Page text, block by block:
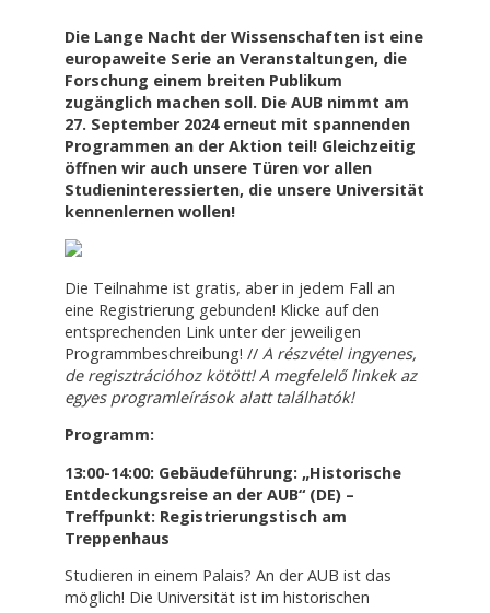
Die Lange Nacht der Wissenschaften ist eine
europaweite Serie an Veranstaltungen, die
Forschung einem breiten Publikum
zugänglich machen soll. Die AUB nimmt am
27. September 2024 erneut mit spannenden
Programmen an der Aktion teil! Gleichzeitig
öffnen wir auch unsere Türen vor allen
Studieninteressierten, die unsere Universität
kennenlernen wollen!
Die Teilnahme ist gratis, aber in jedem Fall an
eine Registrierung gebunden! Klicke auf den
entsprechenden Link unter der jeweiligen
Programmbeschreibung! // A részvétel ingyenes,
de regisztrációhoz kötött! A megfelelő linkek az
egyes programleírások alatt találhatók!
Programm:
13:00-14:00: Gebäudeführung: „Historische
Entdeckungsreise an der AUB“ (DE) –
Treffpunkt: Registrierungstisch am
Treppenhaus
Studieren in einem Palais? An der AUB ist das
möglich! Die Universität ist im historischen